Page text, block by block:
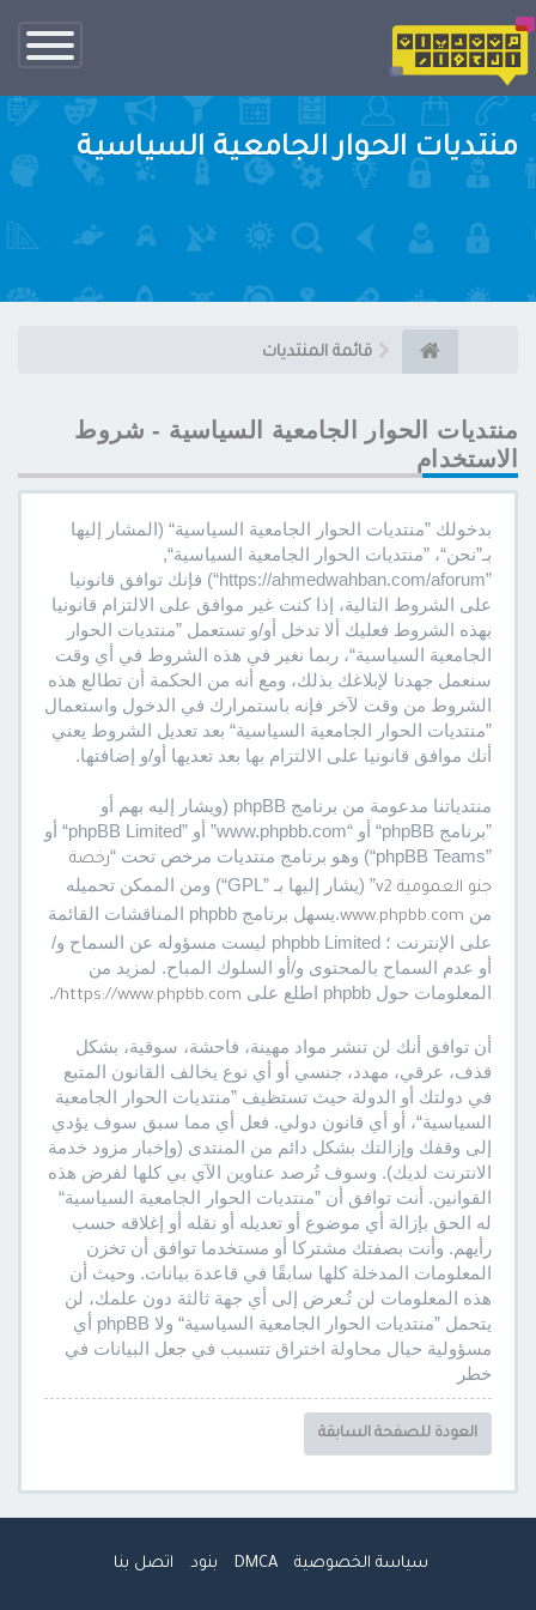
تبديل
الناف
منتديات الحوار الجامعية السياسية
قائمة المنتديات
منتديات الحوار الجامعية السياسية - شروط
الاستخدام
بدخولك ”منتديات الحوار الجامعية السياسية“ (المشار إليها
بـ”نحن“، ”منتديات الحوار الجامعية السياسية“,
”https://ahmedwahban.com/aforum“) فإنك توافق قانونيا
على الشروط التالية، إذا كنت غير موافق على الالتزام قانونيا
بهذه الشروط فعليك ألا تدخل أو/و تستعمل ”منتديات الحوار
الجامعية السياسية“، ربما نغير في هذه الشروط في أي وقت
سنعمل جهدنا لإبلاغك بذلك، ومع أنه من الحكمة أن تطالع هذه
الشروط من وقت لآخر فإنه باستمرارك في الدخول واستعمال
”منتديات الحوار الجامعية السياسية“ بعد تعديل الشروط يعني
أنك موافق قانونيا على الالتزام بها بعد تعديها أو/و إضافتها.
منتدياتنا مدعومة من برنامج phpBB (ويشار إليه بهم أو
”برنامج phpBB“ أو “www.phpbb.com” أو ”phpBB Limited“ أو
”phpBB Teams“) وهو برنامج منتديات مرخص تحت “
رخصة
جنو العمومية v2
” (يشار إليها بـ ”GPL“) ومن الممكن تحميله
من www.phpbb.com
.يسهل برنامج phpbb المناقشات القائمة
على الإنترنت ؛ phpbb Limited ليست مسؤوله عن السماح و/
أو عدم السماح بالمحتوى و/أو السلوك المباح. لمزيد من
المعلومات حول phpbb اطلع على
https://www.phpbb.com/
.
أن توافق أنك لن تنشر مواد مهينة، فاحشة، سوقية، بشكل
قذف، عرقي، مهدد، جنسي أو أي نوع يخالف القانون المتبع
في دولتك أو الدولة حيث تستظيف ”منتديات الحوار الجامعية
السياسية“، أو أي قانون دولي. فعل أي مما سبق سوف يؤدي
إلى وقفك وإزالتك بشكل دائم من المنتدى (وإخبار مزود خدمة
الانترنت لديك). وسوف تُرصد عناوين الآي بي كلها لفرض هذه
القوانين. أنت توافق أن ”منتديات الحوار الجامعية السياسية“
له الحق بإزالة أي موضوع أو تعديله أو نقله أو إغلاقه حسب
رأيهم. وأنت بصفتك مشتركا أو مستخدما توافق أن تخزن
المعلومات المدخلة كلها سابقًا في قاعدة بيانات. وحيث أن
هذه المعلومات لن تُـعرض إلى أي جهة ثالثة دون علمك، لن
يتحمل ”منتديات الحوار الجامعية السياسية“ ولا phpBB أي
مسؤولية حيال محاولة اختراق تتسبب في جعل البيانات في
خطر
العودة للصفحة السابقة
سياسة الخصوصية DMCA بنود اتصل بنا